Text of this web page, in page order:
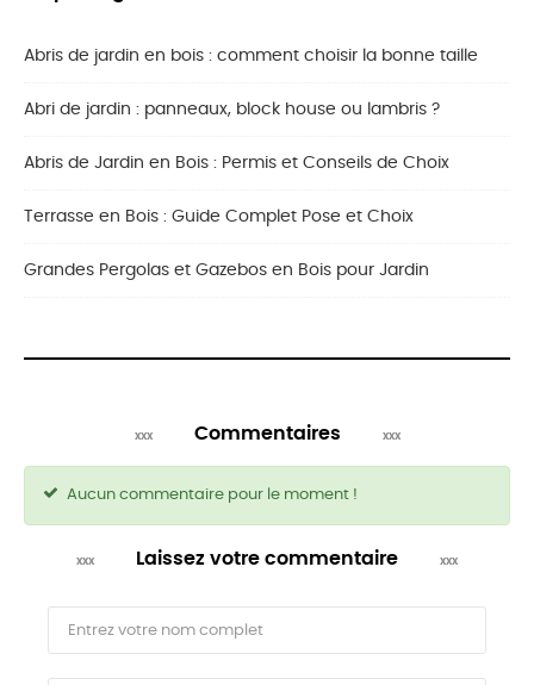
Abris de jardin en bois : comment choisir la bonne taille
Abri de jardin : panneaux, block house ou lambris ?
Abris de Jardin en Bois : Permis et Conseils de Choix
Terrasse en Bois : Guide Complet Pose et Choix
Grandes Pergolas et Gazebos en Bois pour Jardin
Commentaires
Aucun commentaire pour le moment !
Laissez votre commentaire